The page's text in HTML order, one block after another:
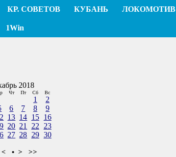
КР. СОВЕТОВ КУБАНЬ ЛОКОМОТИВ
1Win
2018
Чт Пт Сб Вс
1
2
6 7 8
9
13 14 15 16
20 21 22
23
27 28 29 30
< • > >>